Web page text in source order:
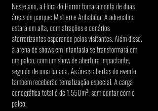
Neste ano, a Hora do Horror tomará conta de duas
áreas do parque: Mistieri e Aribabiba. A adrenalina
estará em alta, com atrações e cenários
aterrorizantes esperando pelos visitantes. Além disso,
a arena de shows em Infantasia se transformará em
um palco, com um show de abertura impactante,
seguido de uma balada. As áreas abertas do evento
também receberão tematização especial. A carga
cenográfica total é de 1.550m², sem contar com o
palco.